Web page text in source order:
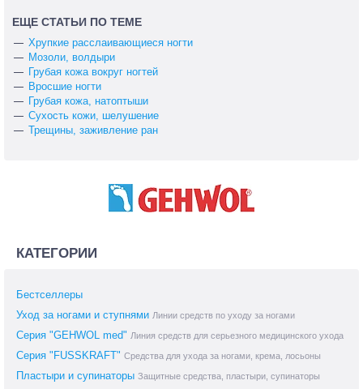
ЕЩЕ СТАТЬИ ПО ТЕМЕ
Хрупкие расслаивающиеся ногти
Мозоли, волдыри
Грубая кожа вокруг ногтей
Вросшие ногти
Грубая кожа, натоптыши
Сухость кожи, шелушение
Трещины, заживление ран
КАТЕГОРИИ
Бестселлеры
Уход за ногами и ступнями Линии средств по уходу за ногами
Серия "GEHWOL med" Линия средств для серьезного медицинского ухода
Серия "FUSSKRAFT" Средства для ухода за ногами, крема, лосьоны
Пластыри и супинаторы Защитные средства, пластыри, супинаторы